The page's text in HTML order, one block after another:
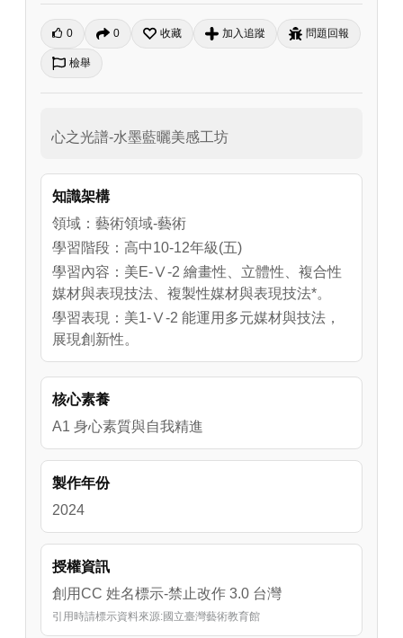
0 0 收藏 加入追蹤 問題回報
檢舉
心之光譜-水墨藍曬美感工坊
知識架構
領域：藝術領域-藝術
學習階段：高中10-12年級(五)
學習內容：美E-Ⅴ-2 繪畫性、立體性、複合性
媒材與表現技法、複製性媒材與表現技法*。
學習表現：美1-Ⅴ-2 能運用多元媒材與技法，
展現創新性。
核心素養
A1 身心素質與自我精進
製作年份
2024
授權資訊
創用CC 姓名標示-禁止改作 3.0 台灣
引用時請標示資料來源:國立臺灣藝術教育館